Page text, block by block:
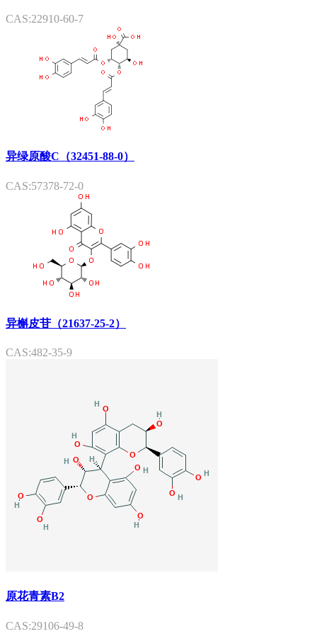
CAS:22910-60-7
异绿原酸C（32451-88-0）
CAS:57378-72-0
异槲皮苷（21637-25-2）
CAS:482-35-9
原花青素B2
CAS:29106-49-8